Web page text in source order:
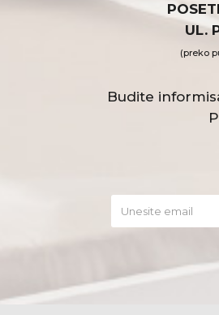
UL.
(preko
Budite